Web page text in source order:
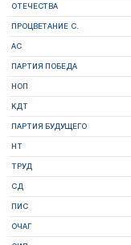
ОТЕЧЕСТВА
ПРОЦВЕТАНИЕ С.
АС
ПАРТИЯ ПОБЕДА
НОП
КДТ
ПАРТИЯ БУДУЩЕГО
НТ
ТРУД
СД
ПИС
ОЧАГ